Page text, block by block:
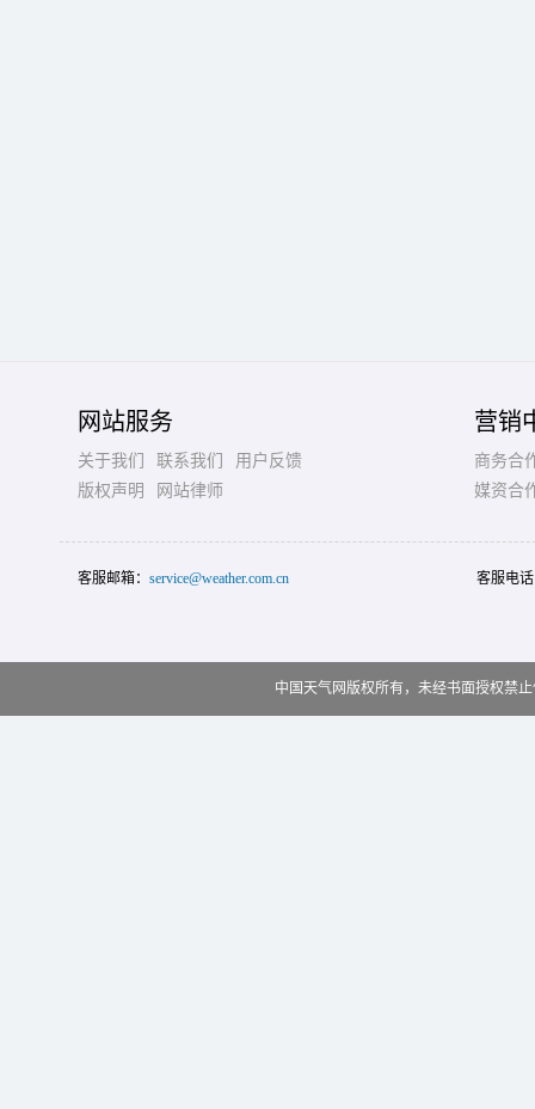
网站服务
关于我们 联系我们
用户反馈
版权声明
网站律师
营销
商务合
媒资合
客服邮箱： service@weather.com.cn 客服电
中国天气网版权所有，未经书面授权